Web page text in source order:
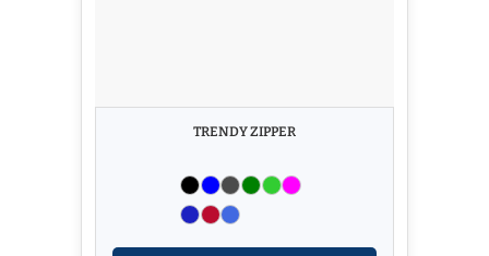
TRENDY ZIPPER